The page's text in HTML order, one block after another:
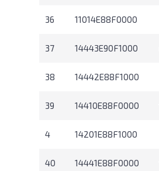
36 11014E88F0000
37 14443E90F1000
38 14442E88F1000
39 14410E88F0000
4 14201E88F1000
40 14441E88F0000